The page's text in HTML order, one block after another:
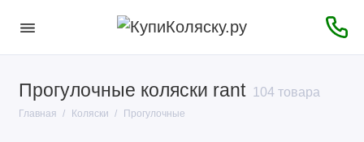
Прогулочные коляски rant 104 товара
Главная Коляски Прогулочные